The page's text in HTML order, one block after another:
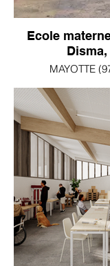
Ecole
MAYOTTE